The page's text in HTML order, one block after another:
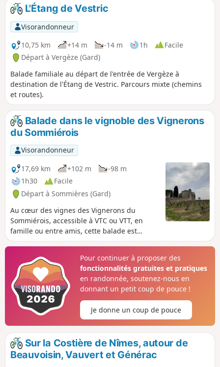
L'Étang de Vestric
Visorandonneur
10,75 km
+14 m -14 m 1h
Facile
Départ à Vergèze (Gard)
Balade familiale au départ de l'entrée de Vergèze à
destination de l'Étang de Vestric. Parcours mixte (chemins
et routes).
Balade dans le vignoble des Vignerons
du Sommiérois
Visorandonneur
17,69 km
+102 m
-98 m
1h30
Facile
Départ à Sommières (Gard)
Au cœur des vignes des Vignerons du
Sommiérois, accessible à VTC ou VTT, en
famille ou entre amis, cette balade est
composée de 8 panneaux explicatifs pour en
Pour continuer à proposer des
fonctionnalités gratuites et pratiques
en randonnée, soutenez-nous en
donnant un petit coup de pouce !
Je donne un coup de pouce
Sur la Costière de Nîmes, autour de
Beauvoisin, Vauvert et Générac